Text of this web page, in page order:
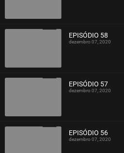
EPISÓDIO 58
dezembro 07, 2020
EPISÓDIO 57
dezembro 07, 2020
EPISÓDIO 56
dezembro 07, 2020